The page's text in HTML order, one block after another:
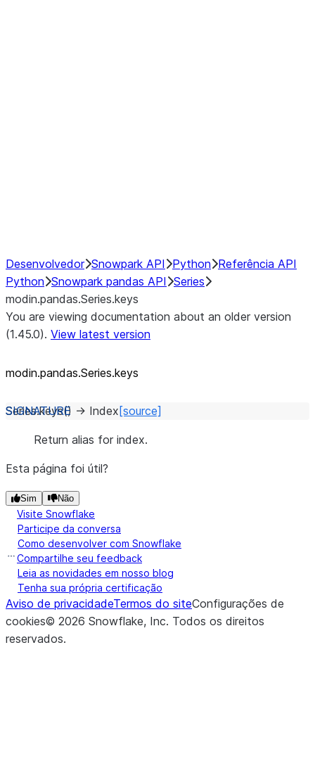
Desenvolvedor Snowpark API Python Referência API
Python Snowpark pandas API Series
modin.pandas.Series.keys
You are viewing documentation about an older version
(1.45.0). View latest version
modin.pandas.Series.keys
Series.keys() → Index [source]
Return alias for index.
Esta página foi útil?
Sim Não
Visite Snowflake
Participe da conversa
Como desenvolver com Snowflake
Compartilhe seu feedback
Leia as novidades em nosso blog
Tenha sua própria certificação
Aviso de privacidadeTermos do siteConfigurações de
cookies© 2026 Snowflake, Inc. Todos os direitos
reservados.